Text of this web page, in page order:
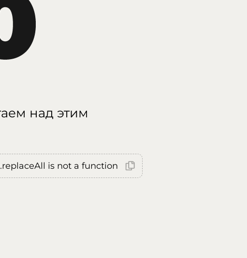
над этим
is not a function